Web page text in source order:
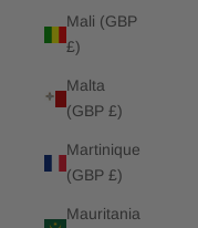
Mali (GBP
£)
Malta
(GBP £)
Martinique
(GBP £)
Mauritania